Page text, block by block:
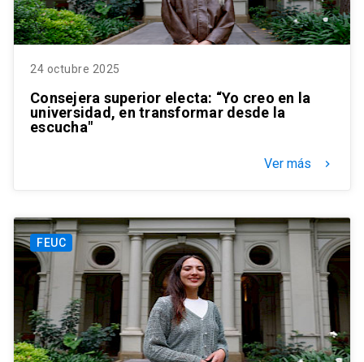
24 octubre 2025
Consejera superior electa: “Yo creo en la
universidad, en transformar desde la
escucha"
Ver más keyboard_arrow_right
FEUC